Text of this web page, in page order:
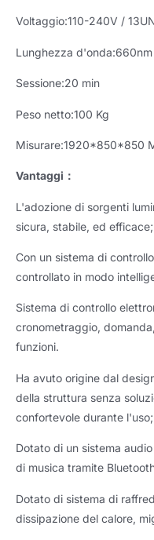
Voltaggio:110-240V /
Lunghezza
Sessione:20 min
Peso netto:100 Kg
Misurare:1920*850*850
Vantaggi ：
L'adozione di sorgenti
sicura, stabile, ed efficace;
Con un sistema di
controllato in modo
Sistema di controllo
cronometraggio,
funzioni.
Ha avuto origine dal
della struttura senza
confortevole durante l'uso;
Dotato di un sistema
di musica tramite
Dotato di sistema di
dissipazione del calore,